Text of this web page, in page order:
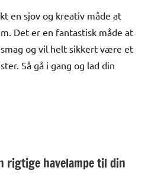
en sjov og kreativ måde at
Det er en fantastisk måde at
og vil helt sikkert være et
Så gå i gang og lad din
rigtige havelampe til din